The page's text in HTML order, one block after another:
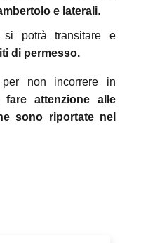
e laterali.
potrà transitare e
di permesso.
non incorrere in
fare attenzione alle
sono riportate nel